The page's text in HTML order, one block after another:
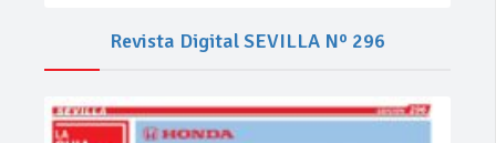
Revista Digital SEVILLA Nº 296